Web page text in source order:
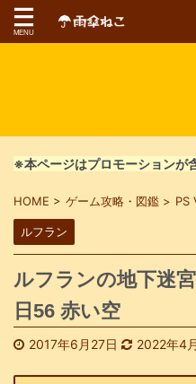
※本ページはプロモーションが
HOME > ゲーム攻略・図鑑 > PS
ルフラン
ルフランの地下迷
日56 赤い空
2017年6月27日 2022年4